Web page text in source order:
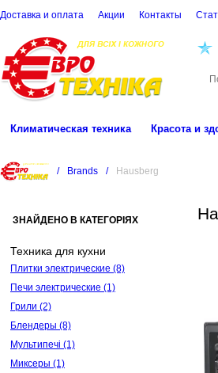
Доставка и оплата Акции Контакты
Климатическая техника Красота и
/ Brands / Hausberg
ЗНАЙДЕНО В КАТЕГОРІЯХ
Техника для кухни
Плитки электрические (8)
Печи электрические (1)
Грили (2)
Блендеры (8)
Мультипечі (1)
Миксеры (1)